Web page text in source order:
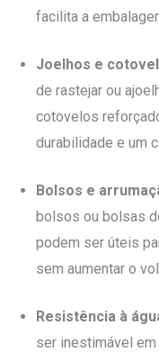
facilita a
Joelhos e
de rastejar ou
cotovelos
durabilidade e um
Bolsos e
bolsos ou bolsas
podem ser úteis
sem aumentar o
Resistência à
ser inestimável em